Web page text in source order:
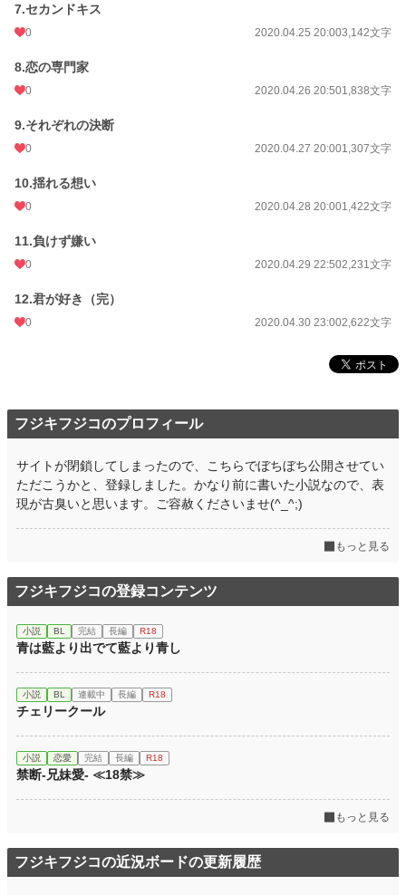
7.セカンドキス
0 2020.04.25 20:003,142文字
8.恋の専門家
0 2020.04.26 20:501,838文字
9.それぞれの決断
0 2020.04.27 20:001,307文字
10.揺れる想い
0 2020.04.28 20:001,422文字
11.負けず嫌い
0 2020.04.29 22:502,231文字
12.君が好き（完）
0 2020.04.30 23:002,622文字
フジキフジコのプロフィール
サイトが閉鎖してしまったので、こちらでぼちぼち公開させてい
ただこうかと、登録しました。かなり前に書いた小説なので、表
現が古臭いと思います。ご容赦くださいませ(^_^;)
もっと見る
フジキフジコの登録コンテンツ
小説 BL 完結 長編 R18
青は藍より出でて藍より青し
小説 BL 連載中 長編 R18
チェリークール
小説 恋愛 完結 長編 R18
禁断-兄妹愛- ≪18禁≫
もっと見る
フジキフジコの近況ボードの更新履歴